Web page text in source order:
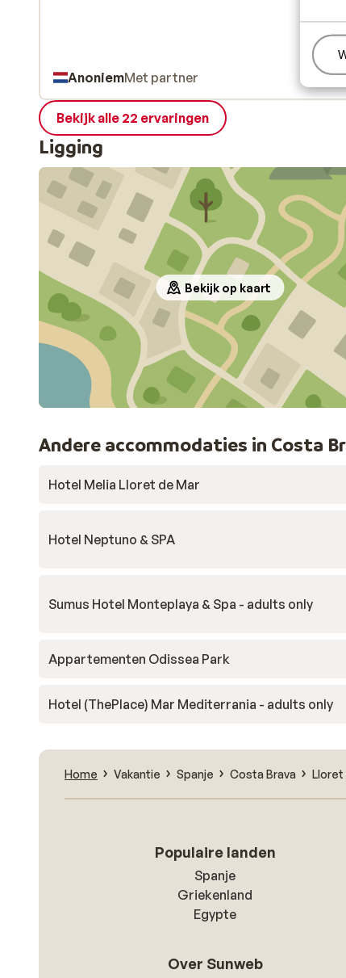
AnoniemMet partner
Bekijk alle 22 ervaringen
Ligging
Bekijk op kaart
Andere accommodaties in Costa
Hotel Melia Lloret de Mar
Hotel Neptuno & SPA
Sumus Hotel Monteplaya & Spa - adults only
Appartementen Odissea Park
Hotel (ThePlace) Mar Mediterrania - adults only
Home Vakantie Spanje Costa Brava Lloret
Populaire landen
Spanje
Griekenland
Egypte
Over Sunweb